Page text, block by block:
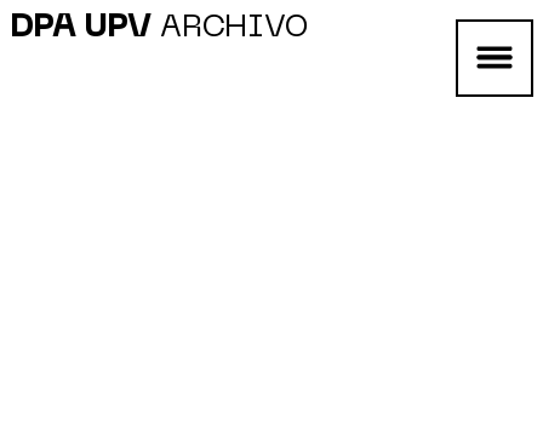
DPA UPV ARCHIVO